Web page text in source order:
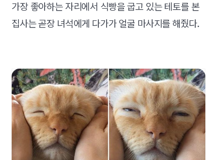
가장 좋아하는 자리에서 식빵을 굽고 있는 테토를 본
집사는 곧장 녀석에게 다가가 얼굴 마사지를 해줬다.